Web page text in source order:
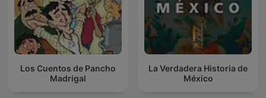
La Verdadera Historia de
México
Los Cuentos de Pancho
Madrigal